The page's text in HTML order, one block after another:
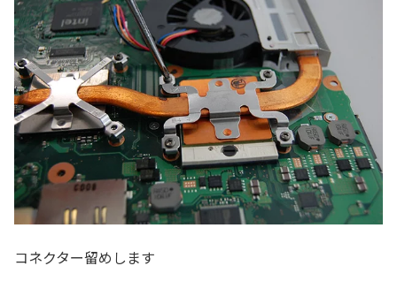
コネクター留めします